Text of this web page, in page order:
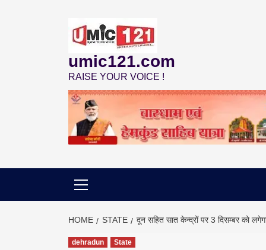
umic121.com
RAISE YOUR VOICE !
HOME STATE दून सहित सात केन्द्रों पर 3 दिसम्बर को लगेगा
dehradun State